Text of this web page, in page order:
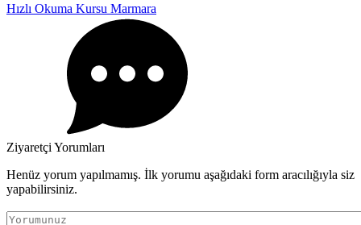
Hızlı Okuma Kursu Marmara
Ziyaretçi Yorumları
Henüz yorum yapılmamış. İlk yorumu aşağıdaki form aracılığıyla siz
yapabilirsiniz.